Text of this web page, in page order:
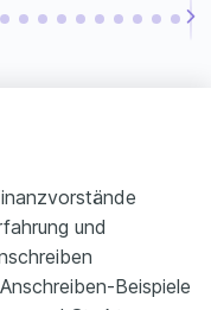
und
Beispiele